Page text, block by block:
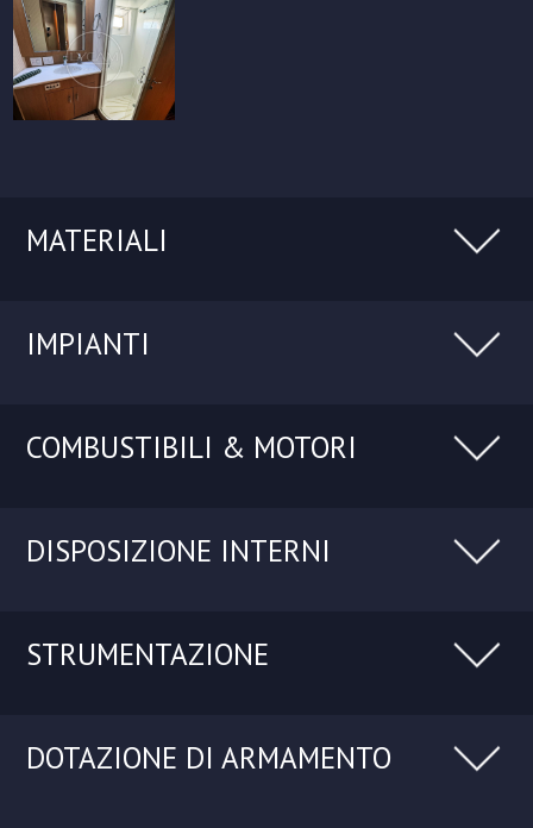
MATERIALI
IMPIANTI
COMBUSTIBILI & MOTORI
DISPOSIZIONE INTERNI
STRUMENTAZIONE
DOTAZIONE DI ARMAMENTO